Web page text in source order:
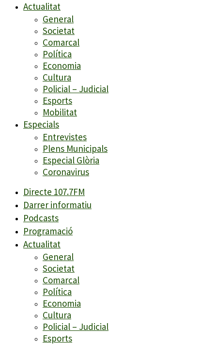
Actualitat
General
Societat
Comarcal
Política
Economia
Cultura
Policial – Judicial
Esports
Mobilitat
Especials
Entrevistes
Plens Municipals
Especial Glòria
Coronavirus
Directe 107.7FM
Darrer informatiu
Podcasts
Programació
Actualitat
General
Societat
Comarcal
Política
Economia
Cultura
Policial – Judicial
Esports